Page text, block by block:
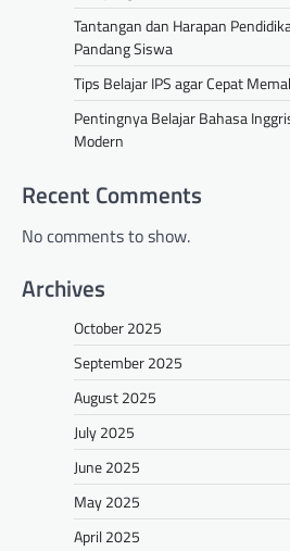
Tantangan dan Harapan
Pandang Siswa
Tips Belajar IPS agar Cepat
Pentingnya Belajar Bahasa
Modern
Recent Comments
No comments to show.
Archives
October 2025
September 2025
August 2025
July 2025
June 2025
May 2025
April 2025